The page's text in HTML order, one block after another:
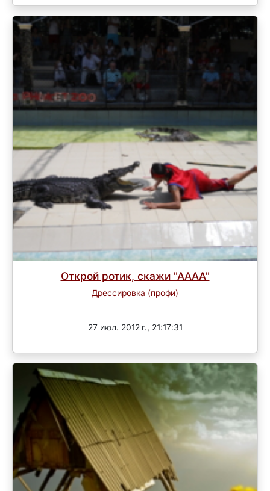
Открой ротик, скажи "АААА"
Дрессировка (профи)
27 июл. 2012 г., 21:17:31